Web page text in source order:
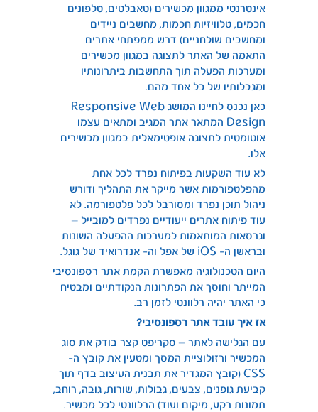
אינטרנטי ממגוון מכשירים (טאבלטים, טלפונים
חכמים, טלוויזיות חכמות, מחשבים ניידים
ומחשבים שולחניים) דרש ממפתחי אתרים
התאמה של האתר לתצוגה במגוון מכשירים
ומערכות הפעלה תוך התחשבות ביתרונותיו
ומגבלותיו של כל אחד מהם.
כאן נכנס לחיינו המושג Responsive Web
Design המתאר אתר המגיב ומתאים עצמו
אוטומטית לתצוגה אופטימאלית במגוון מכשירים
אלו.
לא עוד השקעות בפיתוח נפרד לכל אחת
מהפלטפורמות אשר מייקר את התהליך ודורש
ניהול תוכן נפרד ומסורבל לכל פלטפורמה. לא
עוד פיתוח אתרים ייעודיים נפרדים למובייל –
וגרסאות המותאמות למערכות ההפעלה השונות
ובראשן ה- iOS של אפל וה- אנדרואיד של גוגל.
היום הטכנולוגיה מאפשרת הקמת אתר רספונסיבי
המייתר וחוסך את הפתרונות הנקודתיים ומבטיח
כי האתר יהיה רלוונטי לזמן רב.
אז איך עובד אתר רספונסיבי?
עם הגלישה לאתר – סקריפט קצר בודק את סוג
המכשיר ורזולוציית המסך ומטעין את קובץ ה-
CSS (קובץ המגדיר את תבנית העיצוב בדף תוך
קביעת גופנים, צבעים, גבולות, שורות, גובה, רוחב,
תמונות רקע, מיקום ועוד) הרלוונטי לכל מכשיר.